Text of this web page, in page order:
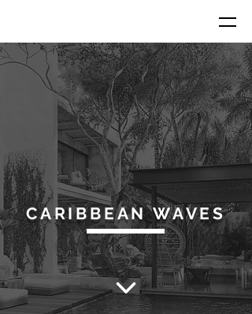
CARIBBEAN WAVES